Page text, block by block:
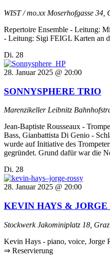
WIST / mo.xx Moserhofgasse 34,
Repertoire Ensemble - Leitung:
- Leitung: Sigi FEIGL Karten an
Di. 28
28. Januar 2025 @ 20:00
SONNYSPHERE TRIO
Marenzikeller Leibnitz
Jean-Baptiste Rousseaux -
Bass, Gianbattista Di Genio -
wurde auf Initiative des
gegründet. Grund dafür war die
Di. 28
28. Januar 2025 @ 20:00
KEVIN HAYS & JORGE
StockwerkJakominiplatz 18, Graz
Kevin Hays - piano, voice, Jorge
⇒ Reservierung